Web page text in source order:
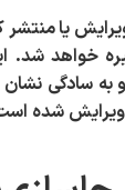
یا
خواهد شد.
سادگی
شده